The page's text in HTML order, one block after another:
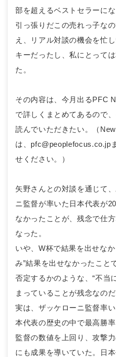
部を超えるベストセラーに
引っ張りだこの売れっ子な
え、リアル対談の機会を忙
キーだったし、私にとって
た。
その内容は、今月出るPFC
で詳しくまとめてあるので
読んでいただきたい。（
は、pfc@peoplefocus.co.jp
せください。）
矢野さんとの対談を通じて
ニ監督が率いた日本代表が
なかったことが、残念で仕
なった。
いや、W杯で結果を出せな
み”結果を出せなかったこと
否定するかのような、“不当
まっていることが残念なのだ
実は、ザッケローニ監督率
本代表の歴史の中で最高勝
監督の数値を上回り、攻撃
にも成果を導いていた。日